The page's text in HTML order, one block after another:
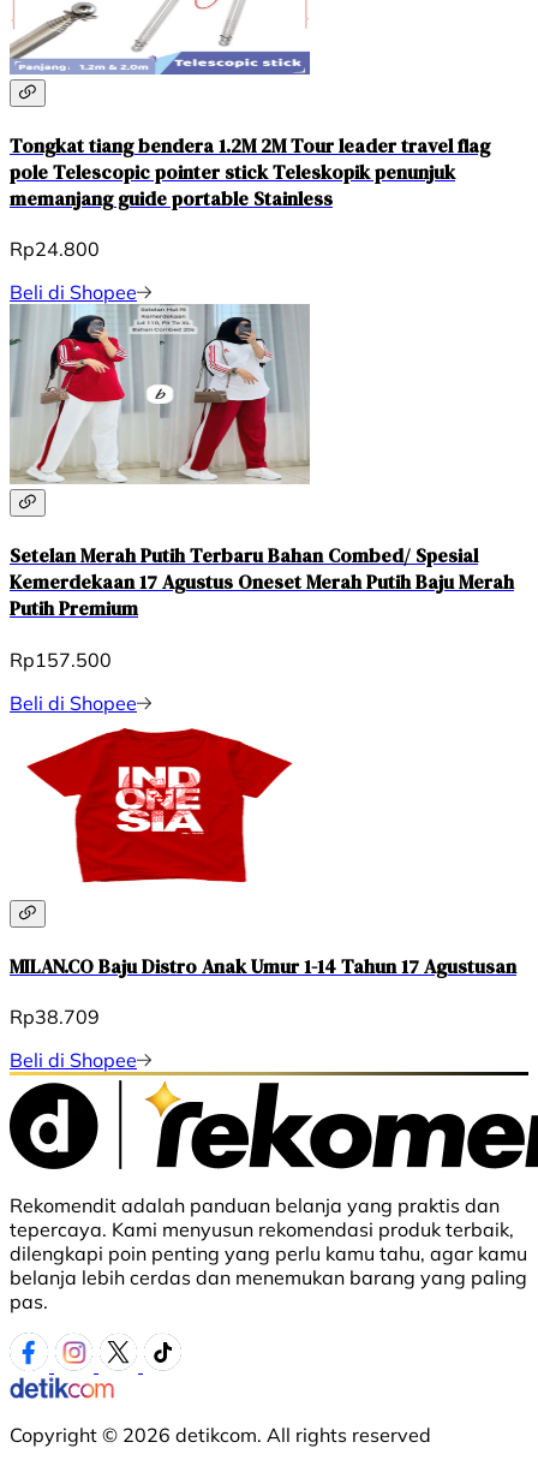
Tongkat tiang bendera 1.2M 2M Tour leader travel flag
pole Telescopic pointer stick Teleskopik penunjuk
memanjang guide portable Stainless
Rp24.800
Beli di Shopee
Setelan Merah Putih Terbaru Bahan Combed/ Spesial
Kemerdekaan 17 Agustus Oneset Merah Putih Baju Merah
Putih Premium
Rp157.500
Beli di Shopee
MILAN.CO Baju Distro Anak Umur 1-14 Tahun 17 Agustusan
Rp38.709
Beli di Shopee
Rekomendit adalah panduan belanja yang praktis dan
tepercaya. Kami menyusun rekomendasi produk terbaik,
dilengkapi poin penting yang perlu kamu tahu, agar kamu
belanja lebih cerdas dan menemukan barang yang paling
pas.
Copyright © 2026 detikcom. All rights reserved